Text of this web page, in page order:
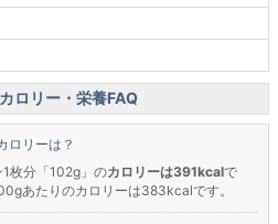
ロリー・栄養FAQ
ロリーは？
枚分「102g」のカロリーは391kcalで
あたりのカロリーは383kcalです。